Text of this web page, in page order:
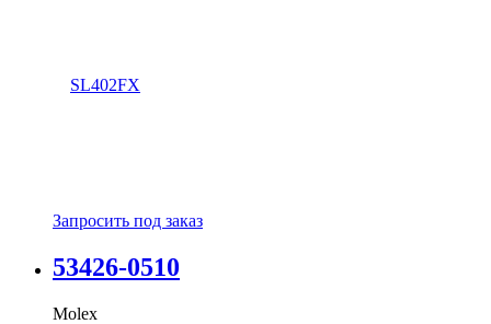
Запросить под заказ
53426-0510
Molex